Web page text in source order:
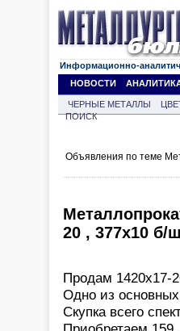
Информационно-
НОВОСТИ
ЧЕРНЫЕ МЕТАЛЛЫ
ПОИСК
Объявления по теме
20 , 377x10 б/
Продам 1420x17-
Одно из
Скупка всего